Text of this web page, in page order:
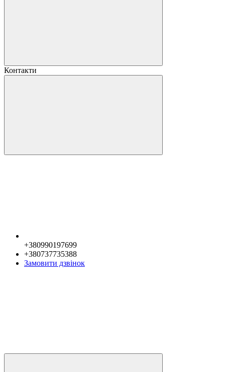
Контакти
+380990197699
+380737735388
Замовити дзвінок